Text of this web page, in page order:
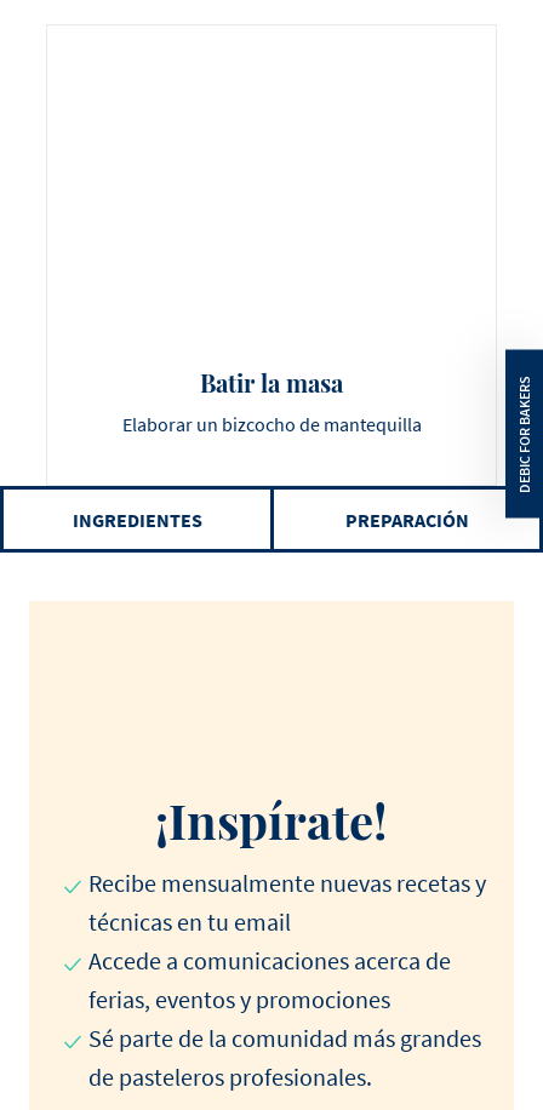
Batir la masa
Elaborar un bizcocho de mantequilla
INGREDIENTES PREPARACIÓN
¡Inspírate!
Recibe mensualmente nuevas recetas y
técnicas en tu email
Accede a comunicaciones acerca de
ferias, eventos y promociones
Sé parte de la comunidad más grandes
de pasteleros profesionales.